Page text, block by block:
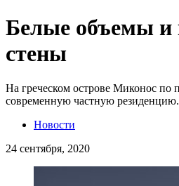
Белые объемы и
стены
На греческом острове Миконос по
современную частную резиденцию.
Новости
24 сентября, 2020